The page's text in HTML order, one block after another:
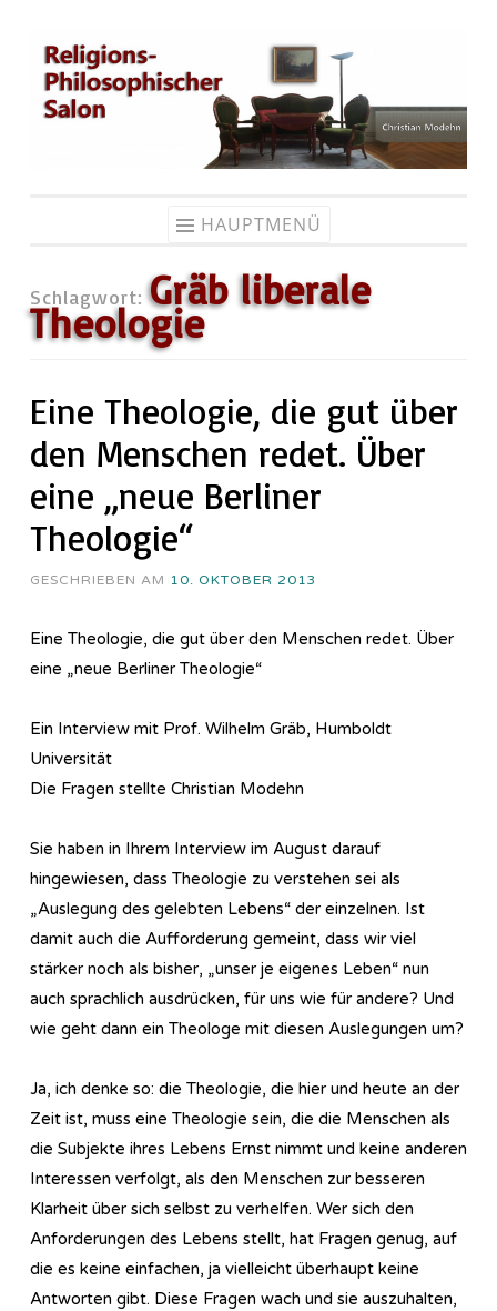
Zum
Inhalt
springen
HAUPTMENÜ
Schlagwort:Gräb liberale
Theologie
Eine Theologie, die gut über
den Menschen redet. Über
eine „neue Berliner
Theologie“
GESCHRIEBEN AM 10. OKTOBER 2013
Eine Theologie, die gut über den Menschen redet. Über
eine „neue Berliner Theologie“
Ein Interview mit Prof. Wilhelm Gräb, Humboldt
Universität
Die Fragen stellte Christian Modehn
Sie haben in Ihrem Interview im August darauf
hingewiesen, dass Theologie zu verstehen sei als
„Auslegung des gelebten Lebens“ der einzelnen. Ist
damit auch die Aufforderung gemeint, dass wir viel
stärker noch als bisher, „unser je eigenes Leben“ nun
auch sprachlich ausdrücken, für uns wie für andere? Und
wie geht dann ein Theologe mit diesen Auslegungen um?
Ja, ich denke so: die Theologie, die hier und heute an der
Zeit ist, muss eine Theologie sein, die die Menschen als
die Subjekte ihres Lebens Ernst nimmt und keine anderen
Interessen verfolgt, als den Menschen zur besseren
Klarheit über sich selbst zu verhelfen. Wer sich den
Anforderungen des Lebens stellt, hat Fragen genug, auf
die es keine einfachen, ja vielleicht überhaupt keine
Antworten gibt. Diese Fragen wach und sie auszuhalten,